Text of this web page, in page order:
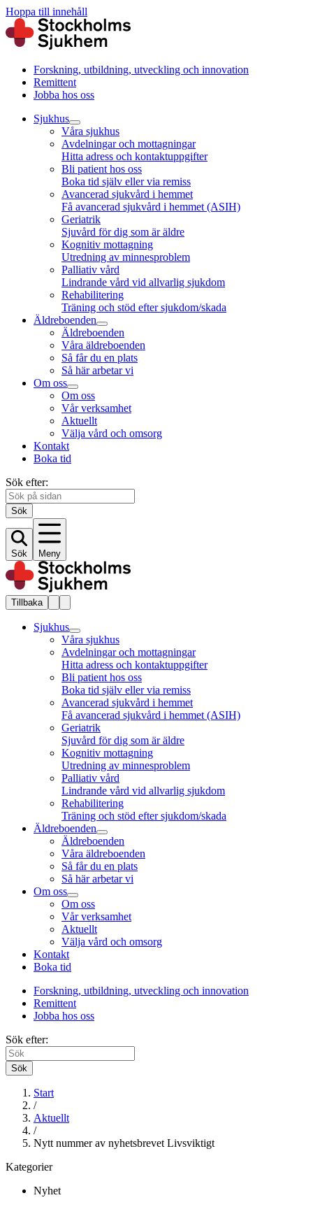
Hoppa till innehåll
Forskning, utbildning, utveckling och innovation
Remittent
Jobba hos oss
Sjukhus
Våra sjukhus
Avdelningar och mottagningar
Hitta adress och kontaktuppgifter
Bli patient hos oss
Boka tid själv eller via remiss
Avancerad sjukvård i hemmet
Få avancerad sjukvård i hemmet (ASIH)
Geriatrik
Sjuvård för dig som är äldre
Kognitiv mottagning
Utredning av minnesproblem
Palliativ vård
Lindrande vård vid allvarlig sjukdom
Rehabilitering
Träning och stöd efter sjukdom/skada
Äldreboenden
Äldreboenden
Våra äldreboenden
Så får du en plats
Så här arbetar vi
Om oss
Om oss
Vår verksamhet
Aktuellt
Välja vård och omsorg
Kontakt
Boka tid
Sök efter:
Sök
Sök Meny
Tillbaka
Sjukhus
Våra sjukhus
Avdelningar och mottagningar
Hitta adress och kontaktuppgifter
Bli patient hos oss
Boka tid själv eller via remiss
Avancerad sjukvård i hemmet
Få avancerad sjukvård i hemmet (ASIH)
Geriatrik
Sjuvård för dig som är äldre
Kognitiv mottagning
Utredning av minnesproblem
Palliativ vård
Lindrande vård vid allvarlig sjukdom
Rehabilitering
Träning och stöd efter sjukdom/skada
Äldreboenden
Äldreboenden
Våra äldreboenden
Så får du en plats
Så här arbetar vi
Om oss
Om oss
Vår verksamhet
Aktuellt
Välja vård och omsorg
Kontakt
Boka tid
Forskning, utbildning, utveckling och innovation
Remittent
Jobba hos oss
Sök efter:
Sök
Start
/
Aktuellt
/
Nytt nummer av nyhetsbrevet Livsviktigt
Kategorier
Nyhet